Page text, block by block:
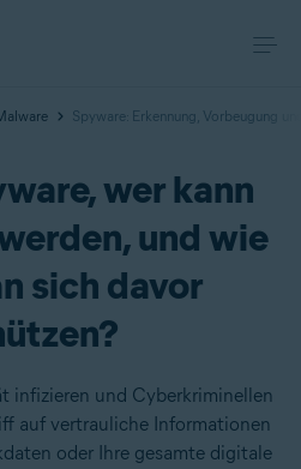
Spyware: Erkennung, Vorbeugung
wer kann
und wie
sich davor
infizieren und Cyberkriminellen
auf vertrauliche Informationen
oder Ihre gesamte digitale